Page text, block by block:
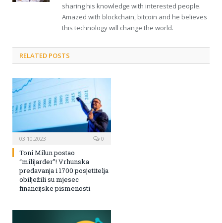
sharing his knowledge with interested people.
Amazed with blockchain, bitcoin and he believes
this technology will change the world.
RELATED POSTS
03.10.2023 0
Toni Milun postao
“milijarder”! Vrhunska
predavanja i 1700 posjetitelja
obilježili su mjesec
financijske pismenosti